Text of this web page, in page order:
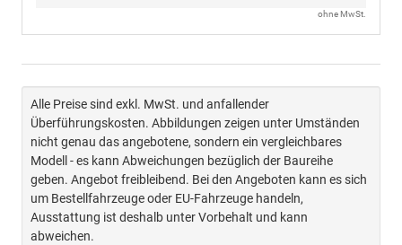
ohne MwSt.
Alle Preise sind exkl. MwSt. und anfallender
Überführungskosten. Abbildungen zeigen unter Umständen
nicht genau das angebotene, sondern ein vergleichbares
Modell - es kann Abweichungen bezüglich der Baureihe
geben. Angebot freibleibend. Bei den Angeboten kann es sich
um Bestellfahrzeuge oder EU-Fahrzeuge handeln,
Ausstattung ist deshalb unter Vorbehalt und kann
abweichen.